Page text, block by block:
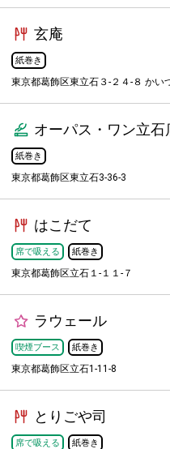
玄庵
紙巻き
東京都葛飾区東立石３-２４-８ かい
オーパス・ワン立
紙巻き
東京都葛飾区東立石3-36-3
はこだて
席で吸える 紙巻き
東京都葛飾区立石１-１１-７
ラウェール
喫煙ブース 紙巻き
東京都葛飾区立石1-11-8
とりごや司
席で吸える 紙巻き